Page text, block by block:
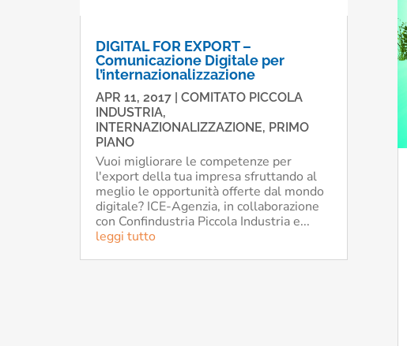
DIGITAL FOR EXPORT –
Comunicazione Digitale per
l’internazionalizzazione
APR 11, 2017| COMITATO PICCOLA
INDUSTRIA,
INTERNAZIONALIZZAZIONE, PRIMO
PIANO
Vuoi migliorare le competenze per
l'export della tua impresa sfruttando al
meglio le opportunità offerte dal mondo
digitale? ICE-Agenzia, in collaborazione
con Confindustria Piccola Industria e...
leggi tutto